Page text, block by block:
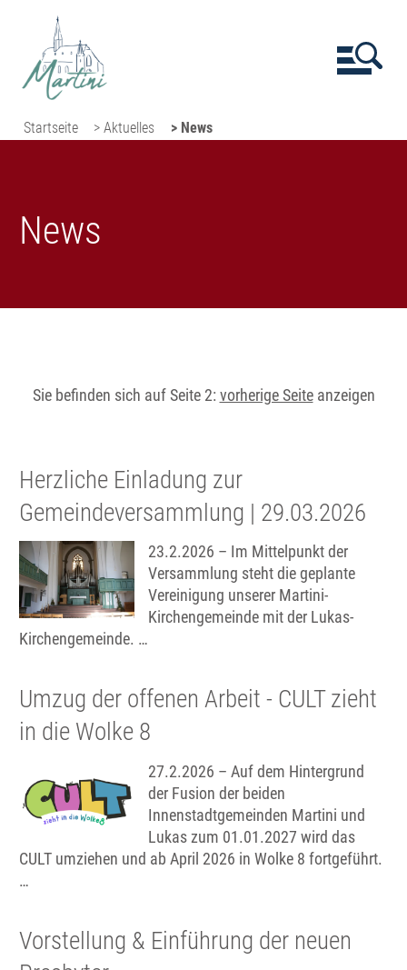
Startseite > Aktuelles > News
News
Sie befinden sich auf Seite 2: vorherige Seiteanzeigen
Herzliche Einladung zur
Gemeindeversammlung | 29.03.2026
23.2.2026 – Im Mittelpunkt der
Versammlung steht die geplante
Vereinigung unserer Martini-
Kirchengemeinde mit der Lukas-
Kirchengemeinde. …
Umzug der offenen Arbeit - CULT zieht
in die Wolke 8
27.2.2026 – Auf dem Hintergrund
der Fusion der beiden
Innenstadtgemeinden Martini und
Lukas zum 01.01.2027 wird das
CULT umziehen und ab April 2026 in Wolke 8 fortgeführt.
…
Vorstellung & Einführung der neuen